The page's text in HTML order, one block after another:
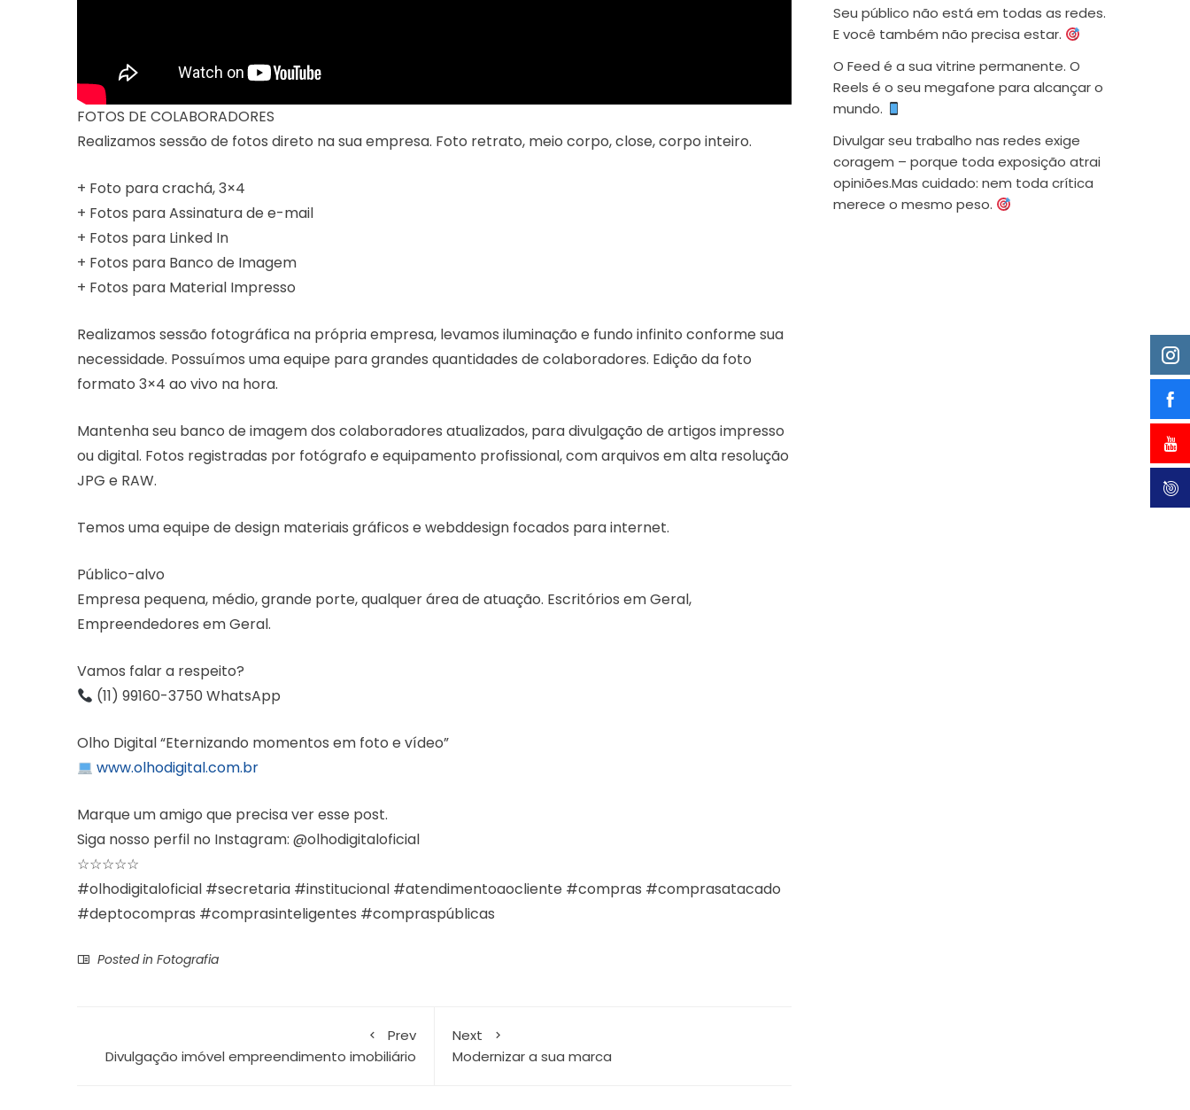
FOTOS DE COLABORADORES
Realizamos sessão de fotos direto na sua empresa. Foto retrato, meio corpo, close, corpo inteiro.
+ Foto para crachá, 3×4
+ Fotos para Assinatura de e-mail
+ Fotos para Linked In
+ Fotos para Banco de Imagem
+ Fotos para Material Impresso
Realizamos sessão fotográfica na própria empresa, levamos iluminação e fundo infinito conforme sua
necessidade. Possuímos uma equipe para grandes quantidades de colaboradores. Edição da foto
formato 3×4 ao vivo na hora.
Mantenha seu banco de imagem dos colaboradores atualizados, para divulgação de artigos impresso
ou digital. Fotos registradas por fotógrafo e equipamento profissional, com arquivos em alta resolução
JPG e RAW.
Temos uma equipe de design materiais gráficos e webddesign focados para internet.
Público-alvo
Empresa pequena, médio, grande porte, qualquer área de atuação. Escritórios em Geral,
Empreendedores em Geral.
Vamos falar a respeito?
(11) 99160-3750 WhatsApp
Olho Digital “Eternizando momentos em foto e vídeo”
www.olhodigital.com.br
Marque um amigo que precisa ver esse post.
Siga nosso perfil no Instagram: @olhodigitaloficial
☆☆☆☆☆
#olhodigitaloficial #secretaria #institucional #atendimentoaocliente #compras #comprasatacado
#deptocompras #comprasinteligentes #compraspúblicas
Posted in Fotografia
Prev
Divulgação imóvel empreendimento imobiliário
Next
Modernizar a sua marca
Seu público não está em todas as redes.
E você também não precisa estar.
O Feed é a sua vitrine permanente. O
Reels é o seu megafone para alcançar o
mundo.
Divulgar seu trabalho nas redes exige
coragem – porque toda exposição atrai
opiniões.Mas cuidado: nem toda crítica
merece o mesmo peso.